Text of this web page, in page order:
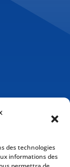
des technologies
informations des